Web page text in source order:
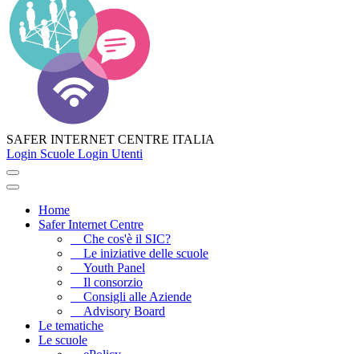
SAFER INTERNET CENTRE ITALIA
Login Scuole Login Utenti
Home
Safer Internet Centre
Che cos'è il SIC?
Le iniziative delle scuole
Youth Panel
Il consorzio
Consigli alle Aziende
Advisory Board
Le tematiche
Le scuole